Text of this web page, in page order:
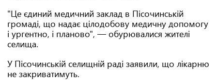
"Це єдиний медичний заклад в Пісочинській
громаді, що надає цілодобову медичну допомогу
і ургентно, і планово", — обурювалися жителі
селища.
У Пісочинській селищній раді заявили, що лікарню
не закриватимуть.